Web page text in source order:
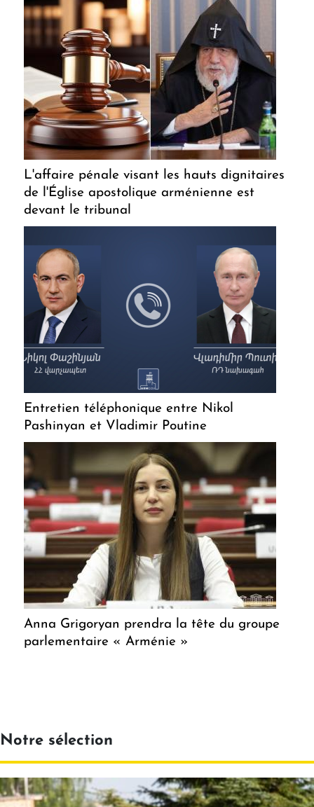
L'affaire pénale visant les hauts dignitaires
de l'Église apostolique arménienne est
devant le tribunal
Entretien téléphonique entre Nikol
Pashinyan et Vladimir Poutine
Anna Grigoryan prendra la tête du groupe
parlementaire « Arménie »
Notre sélection